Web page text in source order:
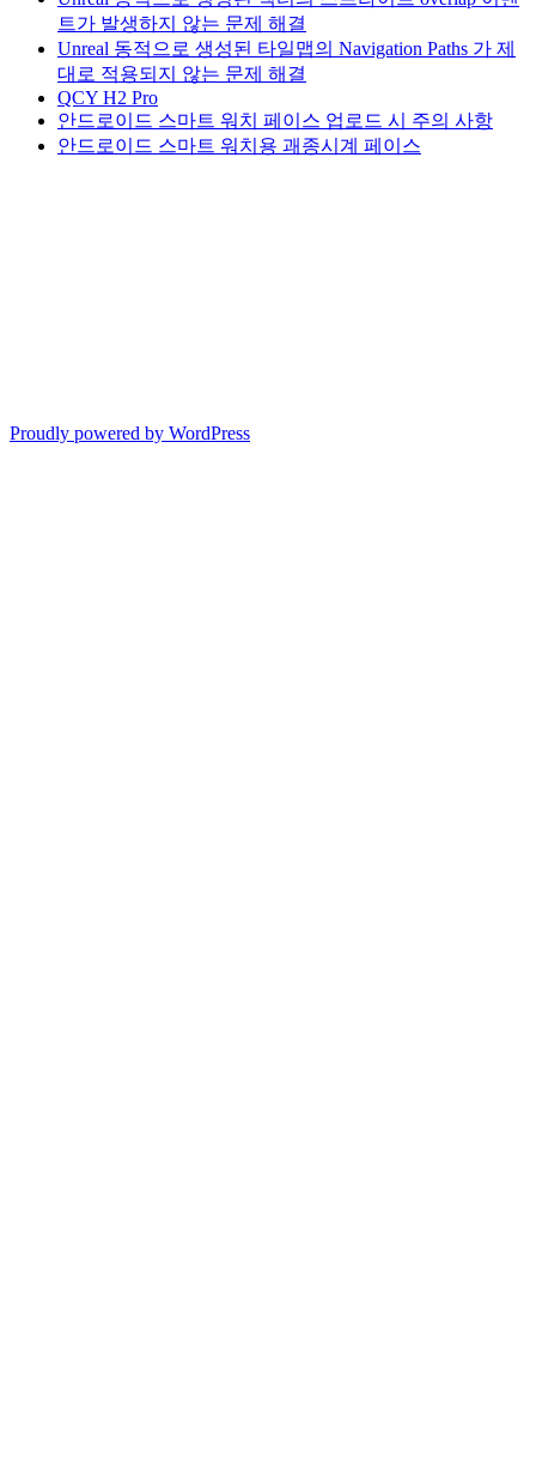
트가 발생하지 않는 문제 해결
Unreal 동적으로 생성된 타일맵의 Navigation Paths 가 제
대로 적용되지 않는 문제 해결
QCY H2 Pro
안드로이드 스마트 워치 페이스 업로드 시 주의 사항
안드로이드 스마트 워치용 괘종시계 페이스
Proudly powered by WordPress